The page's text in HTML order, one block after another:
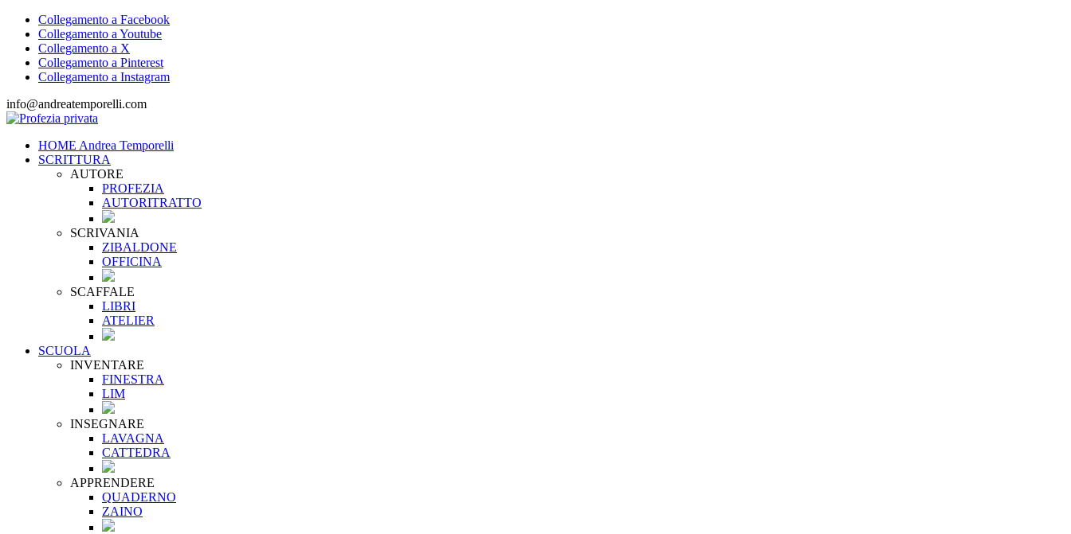
Collegamento a Facebook
Collegamento a Youtube
Collegamento a X
Collegamento a Pinterest
Collegamento a Instagram
info@andreatemporelli.com
HOME Andrea Temporelli
SCRITTURA
AUTORE
PROFEZIA
AUTORITRATTO
SCRIVANIA
ZIBALDONE
OFFICINA
SCAFFALE
LIBRI
ATELIER
SCUOLA
INVENTARE
FINESTRA
LIM
INSEGNARE
LAVAGNA
CATTEDRA
APPRENDERE
QUADERNO
ZAINO